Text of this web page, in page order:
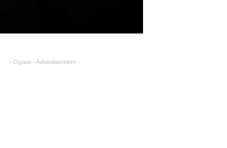
- Oglasi - Advertisement -